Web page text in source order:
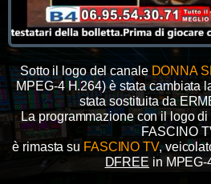
Sotto il logo del canale DONNA
MPEG-4 H.264) è stata cambiata
stata sostituita da
La programmazione con il logo
FASCINO
è rimasta su FASCINO TV,
DFREE in MPEG-